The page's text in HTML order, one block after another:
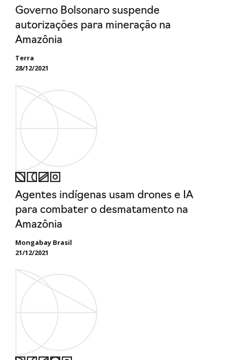
Governo Bolsonaro suspende
autorizações para mineração na
Amazônia
Terra
28/12/2021
Agentes indígenas usam drones e IA
para combater o desmatamento na
Amazônia
Mongabay Brasil
21/12/2021